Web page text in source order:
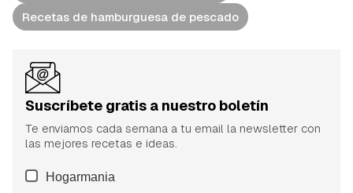
Recetas de hamburguesa de pescado
Suscríbete gratis a nuestro boletín
Te enviamos cada semana a tu email la newsletter con
las mejores recetas e ideas.
Hogarmania